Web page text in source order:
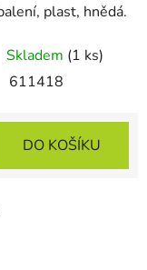
plast, hnědá.
Skladem (1 ks)
611418
DO KOŠÍKU